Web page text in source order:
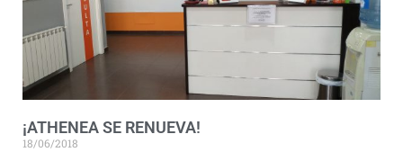
¡ATHENEA SE RENUEVA!
18/06/2018